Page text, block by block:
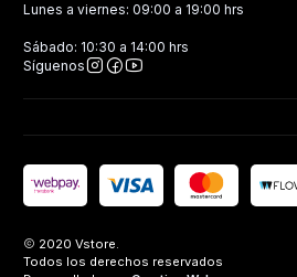
Lunes a viernes: 09:00 a 19:00 hrs
Sábado: 10:30 a 14:00 hrs
Síguenos
2020 Vstore.
Todos los derechos reservados